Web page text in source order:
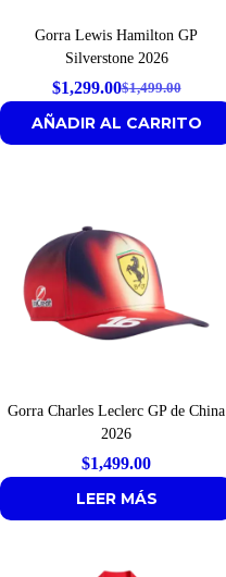
Gorra Lewis Hamilton GP
Silverstone 2026
$1,499.00
Original
price
$1,299.00
Current
price
AÑADIR AL CARRITO
Gorra Charles Leclerc GP de China
2026
$1,499.00
LEER MÁS